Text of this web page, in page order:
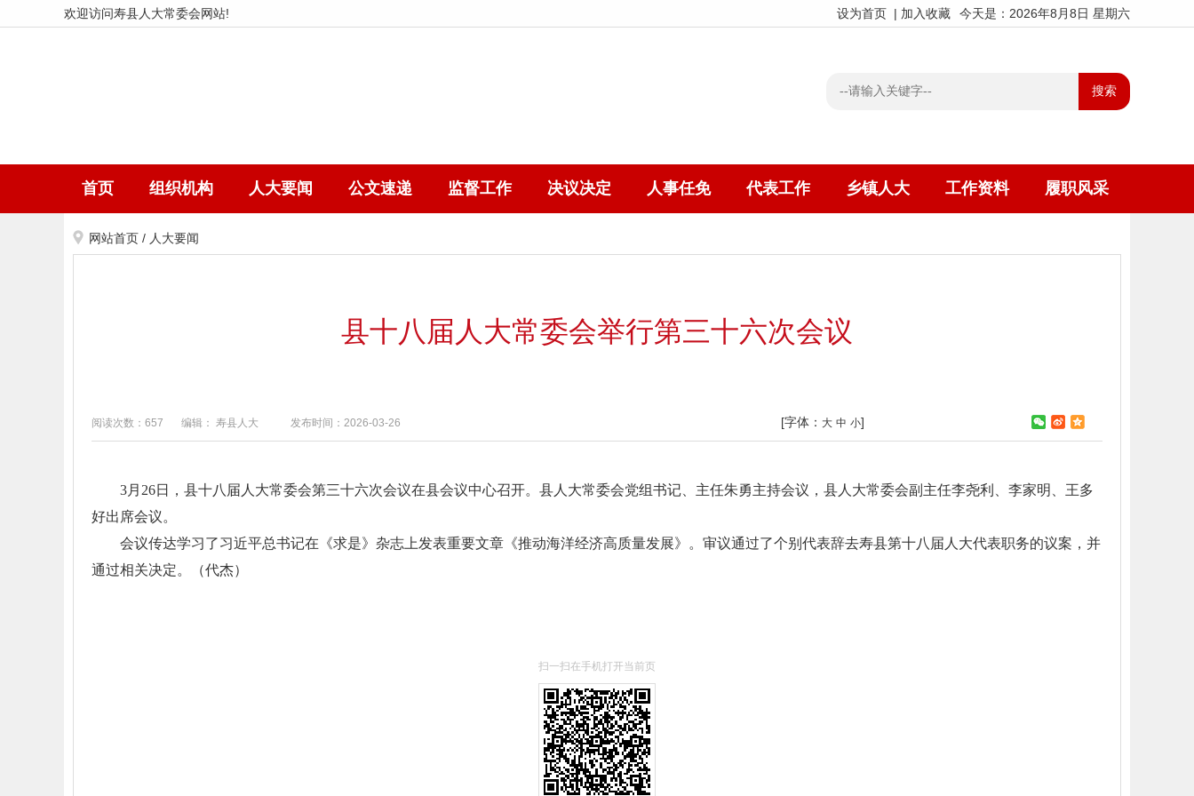
欢迎访问寿县人大常委会网站! 今天是：2026年8月8日 星期六
设为首页 | 加入收藏
首页 组织机构 人大要闻 公文速递 监督工作 决议决定 人事任免 代表工作 乡镇人大 工作资料 履职风采
网站首页 / 人大要闻
县十八届人大常委会举行第三十六次会议
阅读次数：657 编辑： 寿县人大 发布时间：2026-03-26 [字体： 大 中 小]
3月26日，县十八届人大常委会第三十六次会议在县会议中心召开。县人大常委会党组书记、主任朱勇主持会议，县人大常委会副主任李尧利、李家明、王多
好出席会议。
会议传达学习了习近平总书记在《求是》杂志上发表重要文章《推动海洋经济高质量发展》。审议通过了个别代表辞去寿县第十八届人大代表职务的议案，并
通过相关决定。（代杰）
扫一扫在手机打开当前页